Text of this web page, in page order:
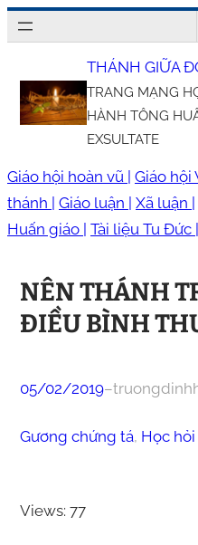
Chuyển
đến
nội
dung
THÁNH GIỮA
TRANG MẠNG
HÀNH TÔNG
EXSULTATE
Giáo hội hoàn vũ | Giáo hội
thánh | Giáo luận | Xã luận |
Huấn giáo | Tài liệu Tu Đức |
NÊN THÁNH
ĐIỀU BÌNH
05/02/2019–
Gương chứng tá, Học
Views: 77